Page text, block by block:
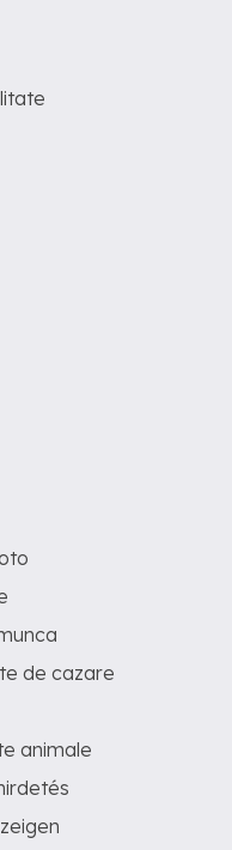
de cazare
animale